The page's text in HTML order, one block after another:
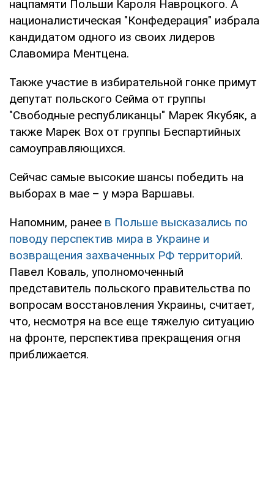
нацпамяти Польши Кароля Навроцкого. А
националистическая "Конфедерация" избрала
кандидатом одного из своих лидеров
Славомира Ментцена.
Также участие в избирательной гонке примут
депутат польского Сейма от группы
"Свободные республиканцы" Марек Якубяк, а
также Марек Вох от группы Беспартийных
самоуправляющихся.
Сейчас самые высокие шансы победить на
выборах в мае – у мэра Варшавы.
Напомним, ранее в Польше высказались по
поводу перспектив мира в Украине и
возвращения захваченных РФ территорий.
Павел Коваль, уполномоченный
представитель польского правительства по
вопросам восстановления Украины, считает,
что, несмотря на все еще тяжелую ситуацию
на фронте, перспектива прекращения огня
приближается.